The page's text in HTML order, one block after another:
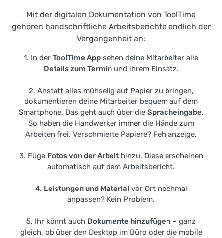
Mit der digitalen Dokumentation von ToolTime
gehören handschriftliche Arbeitsberichte endlich der
Vergangenheit an:
1. In der ToolTime App sehen deine Mitarbeiter alle
Details zum Terminund ihrem Einsatz.
2. Anstatt alles mühselig auf Papier zu bringen,
dokumentieren deine Mitarbeiter bequem auf dem
Smartphone. Das geht auch über die Spracheingabe.
So haben die Handwerker immer die Hände zum
Arbeiten frei. Verschmierte Papiere? Fehlanzeige.
3. Füge Fotos von der Arbeithinzu. Diese erscheinen
automatisch auf dem Arbeitsbericht.
4. Leistungen und Material vor Ort nochmal
anpassen? Kein Problem.
5. Ihr könnt auch Dokumente hinzufügen – ganz
gleich, ob über den Desktop im Büro oder die mobile